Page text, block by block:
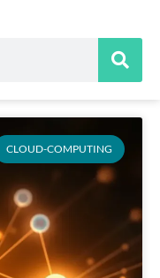
CLOUD-COMPUTING